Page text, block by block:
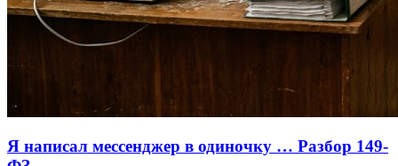
Я написал мессенджер в одиночку … Разбор 149-